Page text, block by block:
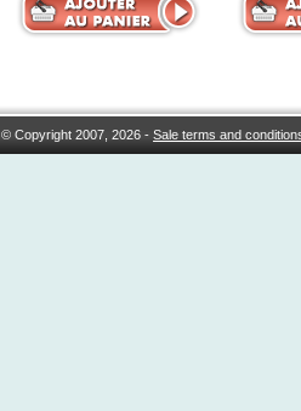
© Copyright 2007, 2026 -Sale terms and